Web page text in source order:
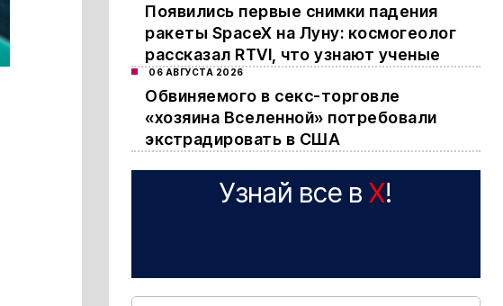
Появились первые снимки падения
ракеты SpaceX на Луну: космогеолог
рассказал RTVI, что узнают ученые
06 АВГУСТА 2026
Обвиняемого в секс-торговле
«хозяина Вселенной» потребовали
экстрадировать в США
Узнай все в X!